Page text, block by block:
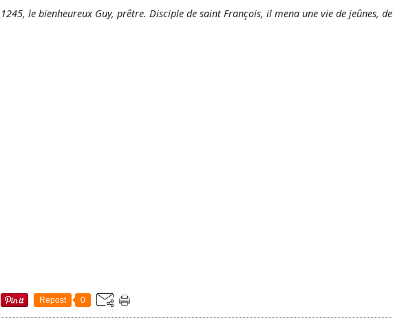
le bienheureux Guy, prêtre. Disciple de saint François, il mena une vie de jeûnes, de
Repost 0